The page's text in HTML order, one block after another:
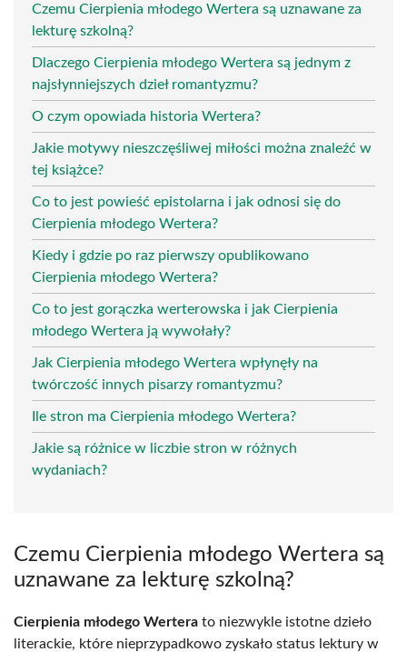
Czemu Cierpienia młodego Wertera są uznawane za
lekturę szkolną?
Dlaczego Cierpienia młodego Wertera są jednym z
najsłynniejszych dzieł romantyzmu?
O czym opowiada historia Wertera?
Jakie motywy nieszczęśliwej miłości można znaleźć w
tej książce?
Co to jest powieść epistolarna i jak odnosi się do
Cierpienia młodego Wertera?
Kiedy i gdzie po raz pierwszy opublikowano
Cierpienia młodego Wertera?
Co to jest gorączka werterowska i jak Cierpienia
młodego Wertera ją wywołały?
Jak Cierpienia młodego Wertera wpłynęły na
twórczość innych pisarzy romantyzmu?
Ile stron ma Cierpienia młodego Wertera?
Jakie są różnice w liczbie stron w różnych
wydaniach?
Czemu Cierpienia młodego Wertera są
uznawane za lekturę szkolną?
Cierpienia młodego Wertera to niezwykle istotne dzieło
literackie, które nieprzypadkowo zyskało status lektury w